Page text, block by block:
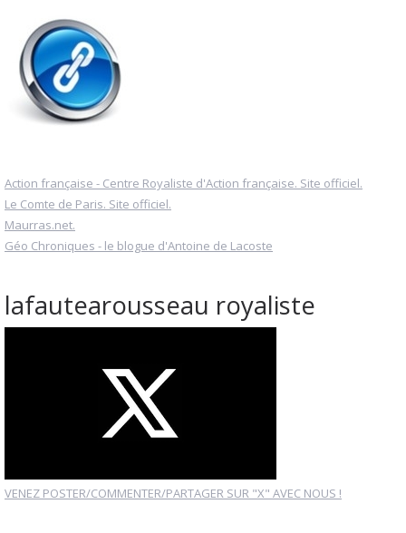
Action française - Centre Royaliste d'Action française. Site officiel.
Le Comte de Paris. Site officiel.
Maurras.net.
Géo Chroniques - le blogue d'Antoine de Lacoste
lafautearousseau royaliste
VENEZ POSTER/COMMENTER/PARTAGER SUR "X" AVEC NOUS !